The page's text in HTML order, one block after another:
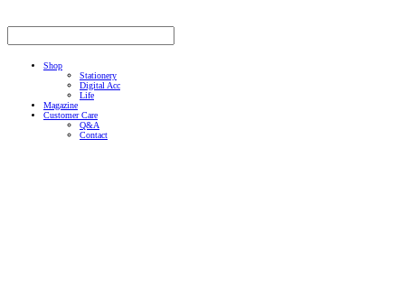
Shop
Stationery
Digital Acc
Life
Magazine
Customer Care
Q&A
Contact